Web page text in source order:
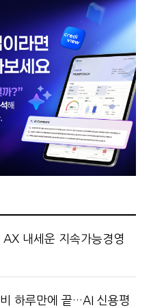
AX 내세운 지속가능경영
하루만에 끝…AI 신용평